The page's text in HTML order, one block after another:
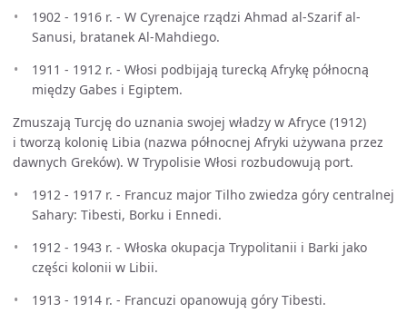
1902 - 1916 r. - W Cyrenajce rządzi Ahmad al-Szarif al-
Sanusi, bratanek Al-Mahdiego.
1911 - 1912 r. - Włosi podbijają turecką Afrykę północną
między Gabes i Egiptem.
Zmuszają Turcję do uznania swojej władzy w Afryce (1912)
i tworzą kolonię Libia (nazwa północnej Afryki używana przez
dawnych Greków). W Trypolisie Włosi rozbudowują port.
1912 - 1917 r. - Francuz major Tilho zwiedza góry centralnej
Sahary: Tibesti, Borku i Ennedi.
1912 - 1943 r. - Włoska okupacja Trypolitanii i Barki jako
części kolonii w Libii.
1913 - 1914 r. - Francuzi opanowują góry Tibesti.